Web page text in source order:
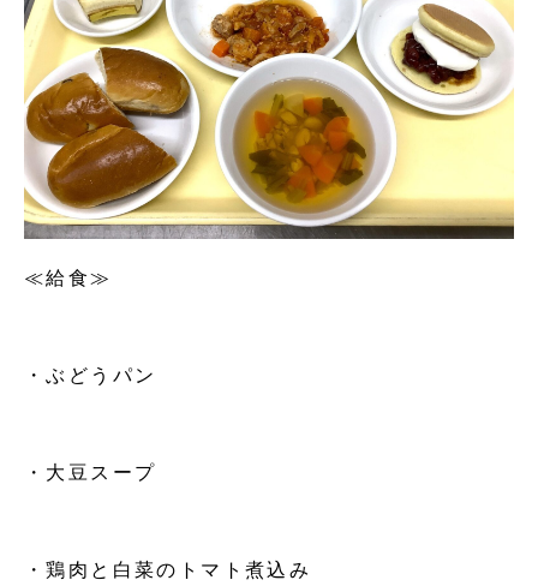
≪給食≫
・ぶどうパン
・大豆スープ
・鶏肉と白菜のトマト煮込み